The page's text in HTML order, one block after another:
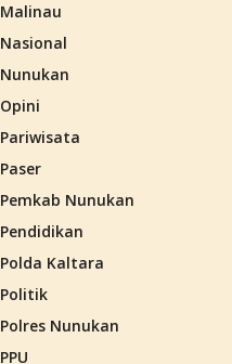
Malinau
Nasional
Nunukan
Opini
Pariwisata
Paser
Pemkab Nunukan
Pendidikan
Polda Kaltara
Politik
Polres Nunukan
PPU